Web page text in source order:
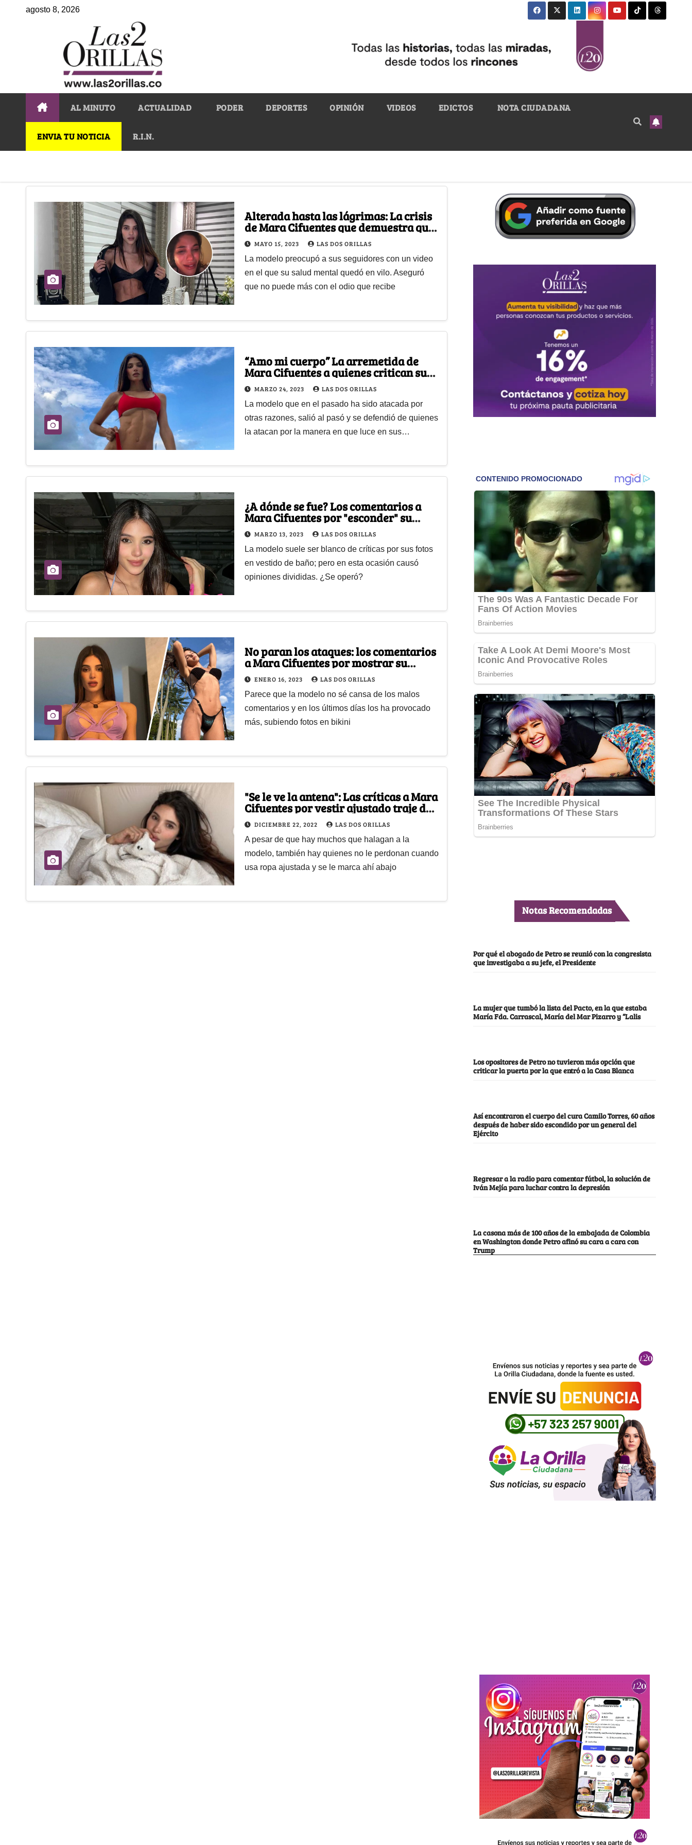
agosto 8, 2026
AL MINUTO ACTUALIDAD PODER DEPORTES OPINIÓN VIDEOS EDICTOS NOTA CIUDADANA
ENVIA TU NOTICIA R.I.N.
Alterada hasta las lágrimas: La crisis
de Mara Cifuentes que demuestra que
está más inestable que nunca
MAYO 15, 2023 LAS DOS ORILLAS
La modelo preocupó a sus seguidores con un video
en el que su salud mental quedó en vilo. Aseguró
que no puede más con el odio que recibe
“Amo mi cuerpo” La arremetida de
Mara Cifuentes a quienes critican su
delgadez
MARZO 24, 2023 LAS DOS ORILLAS
La modelo que en el pasado ha sido atacada por
otras razones, salió al pasó y se defendió de quienes
la atacan por la manera en que luce en sus…
¿A dónde se fue? Los comentarios a
Mara Cifuentes por "esconder" su
paquetito
MARZO 13, 2023 LAS DOS ORILLAS
La modelo suele ser blanco de críticas por sus fotos
en vestido de baño; pero en esta ocasión causó
opiniones divididas. ¿Se operó?
No paran los ataques: los comentarios
a Mara Cifuentes por mostrar su
paquete de nuevo
ENERO 16, 2023 LAS DOS ORILLAS
Parece que la modelo no sé cansa de los malos
comentarios y en los últimos días los ha provocado
más, subiendo fotos en bikini
"Se le ve la antena": Las críticas a Mara
Cifuentes por vestir ajustado traje de
látex
DICIEMBRE 22, 2022 LAS DOS ORILLAS
A pesar de que hay muchos que halagan a la
modelo, también hay quienes no le perdonan cuando
usa ropa ajustada y se le marca ahí abajo
Notas Recomendadas
Por qué el abogado de Petro se reunió con la congresista
que investigaba a su jefe, el Presidente
La mujer que tumbó la lista del Pacto, en la que estaba
María Fda. Carrascal, María del Mar Pizarro y “Lalis
Los opositores de Petro no tuvieron más opción que
criticar la puerta por la que entró a la Casa Blanca
Así encontraron el cuerpo del cura Camilo Torres, 60 años
después de haber sido escondido por un general del
Ejército
Regresar a la radio para comentar fútbol, la solución de
Iván Mejía para luchar contra la depresión
La casona más de 100 años de la embajada de Colombia
en Washington donde Petro afinó su cara a cara con
Trump